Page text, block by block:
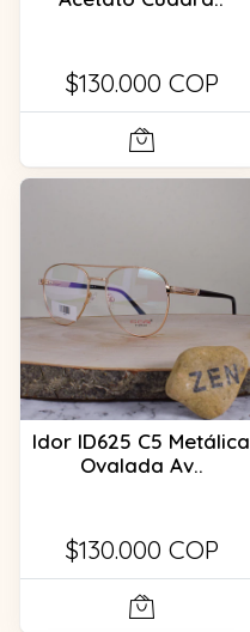
$130.000 COP
Idor ID625 C5 Metálica
Ovalada Av..
$130.000 COP